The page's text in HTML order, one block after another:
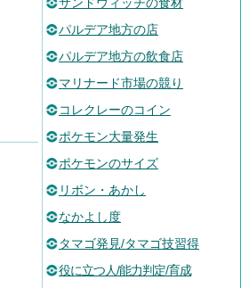
パルデア地方の店
パルデア地方の飲食店
マリナード市場の競り
コレクレーのコイン
ポケモン大量発生
ポケモンのサイズ
リボン・あかし
なかよし度
タマゴ発見/タマゴ技習得
役に立つ人/能力判定/育成